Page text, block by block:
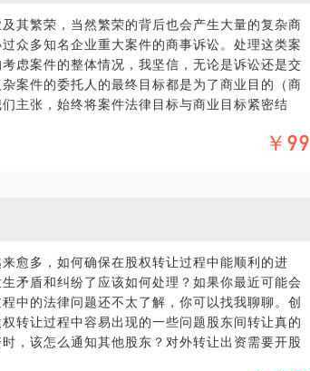
其繁荣，当然繁荣的背后也会产生大量的复杂商
众多知名企业重大案件的商事诉讼。处理这类案
虑案件的整体情况，我坚信，无论是诉讼还是交
案件的委托人的最终目标都是为了商业目的（商
主张，始终将案件法律目标与商业目标紧密结
最大化，且经常都能取得好的结果。
￥99
愈多，如何确保在股权转让过程中能顺利的进
矛盾和纠纷了应该如何处理？如果你最近可能会
中的法律问题还不太了解，你可以找我聊聊。创
转让过程中容易出现的一些问题股东间转让真的
，该怎么通知其他股东？对外转让出资需要开股